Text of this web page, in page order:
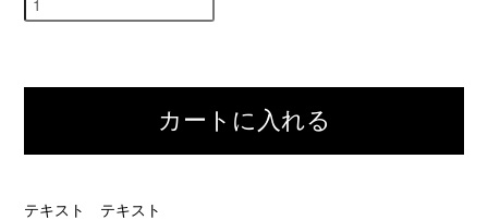
カートに入れる
テキスト テキスト